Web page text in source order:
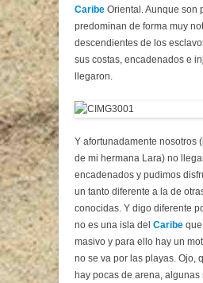
Caribe Oriental. Aunque son
predominan de forma muy
descendientes de los
sus costas, encadenados e
llegaron.
Y afortunadamente nosotros
de mi hermana Lara) no
encadenados y pudimos
un tanto diferente a la de
conocidas. Y digo diferente
no es una isla del Caribe
masivo y para ello hay un
no se va por las playas. Ojo,
hay pocas de arena, algunas